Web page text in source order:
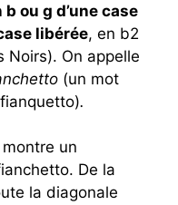
ou g d’une case
libérée, en b2
Noirs). On appelle
(un mot
.
un
De la
la diagonale